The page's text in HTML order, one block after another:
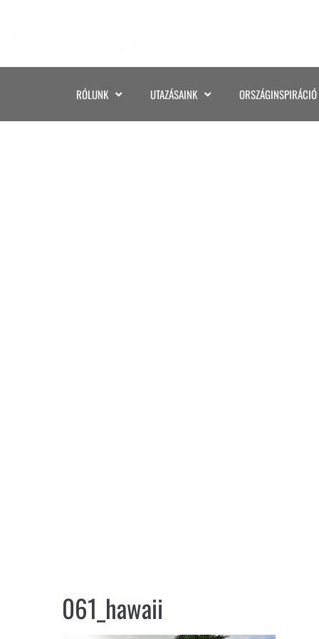
RÓLUNK UTAZÁSAINK ORSZÁGINSPIRÁCIÓ
061_hawaii